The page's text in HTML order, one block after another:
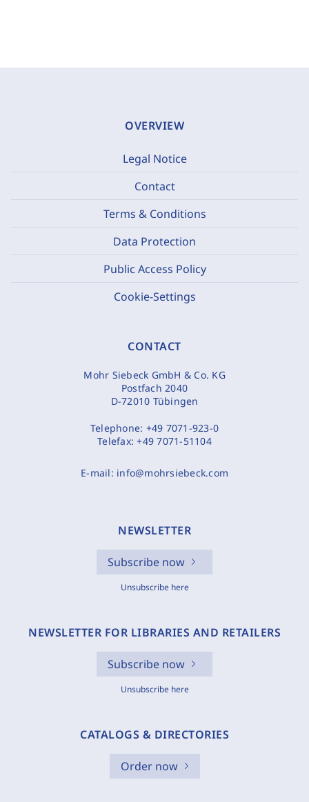
OVERVIEW
Legal Notice
Contact
Terms & Conditions
Data Protection
Public Access Policy
Cookie-Settings
CONTACT
Mohr Siebeck GmbH & Co. KG
Postfach 2040
D-72010 Tübingen
Telephone: +49 7071-923-0
Telefax:+49 7071-51104
E-mail: info@mohrsiebeck.com
NEWSLETTER
Subscribe now
Unsubscribe here
NEWSLETTER FOR LIBRARIES AND RETAILERS
Subscribe now
Unsubscribe here
CATALOGS & DIRECTORIES
Order now